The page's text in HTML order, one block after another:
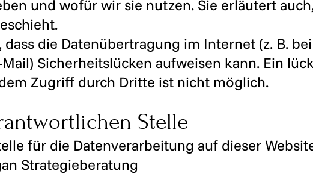
und wofür wir sie nutzen. Sie erläutert
die Datenübertragung im Internet (z. B.
Sicherheitslücken aufweisen kann. Ein
Zugriff durch Dritte ist nicht möglich.
Stelle
für die Datenverarbeitung auf dieser
Strategieberatung